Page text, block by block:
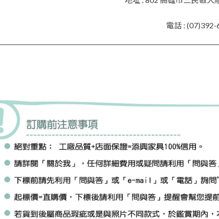
電話 : (07)392-